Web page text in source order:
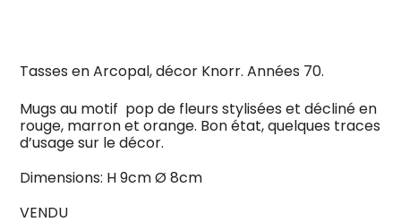
Tasses en Arcopal, décor Knorr. Années 70.
Mugs au motif pop de fleurs stylisées et décliné en
rouge, marron et orange. Bon état, quelques traces
d’usage sur le décor.
Dimensions: H 9cm Ø 8cm
VENDU